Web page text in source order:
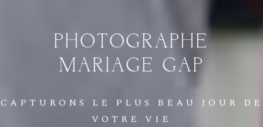
PHOTOGRAPHE
MARIAGE GAP
CAPTURONS LE PLUS BEAU JOUR
DE
VOTRE
VIE